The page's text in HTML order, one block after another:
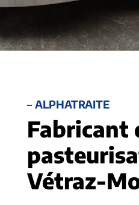
– ALPHATRAITE
Fabricant
Vétraz-